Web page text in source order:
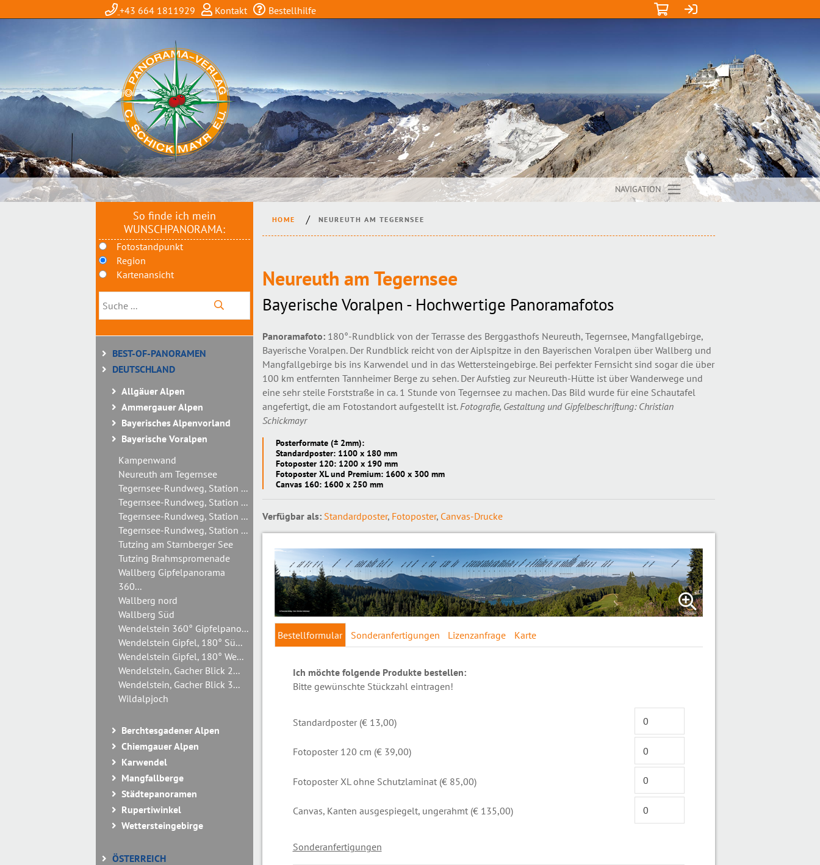
+43 664 1811929 Kontakt Bestellhilfe
NAVIGATION
So finde ich mein
WUNSCHPANORAMA:
Fotostandpunkt
Region
Kartenansicht
BEST-OF-PANORAMEN
DEUTSCHLAND
Allgäuer Alpen
Ammergauer Alpen
Bayerisches Alpenvorland
Bayerische Voralpen
Kampenwand
Neureuth am Tegernsee
Tegernsee-Rundweg, Station ...
Tegernsee-Rundweg, Station ...
Tegernsee-Rundweg, Station ...
Tegernsee-Rundweg, Station ...
Tutzing am Starnberger See
Tutzing Brahmspromenade
Wallberg Gipfelpanorama
360...
Wallberg nord
Wallberg Süd
Wendelstein 360° Gipfelpano...
Wendelstein Gipfel, 180° Sü...
Wendelstein Gipfel, 180° We...
Wendelstein, Gacher Blick 2...
Wendelstein, Gacher Blick 3...
Wildalpjoch
Berchtesgadener Alpen
Chiemgauer Alpen
Karwendel
Mangfallberge
Städtepanoramen
Rupertiwinkel
Wettersteingebirge
ÖSTERREICH
HOME NEUREUTH AM TEGERNSEE
Neureuth am Tegernsee
Bayerische Voralpen - Hochwertige Panoramafotos
Panoramafoto:180°-Rundblick von der Terrasse des Berggasthofs Neureuth, Tegernsee, Mangfallgebirge,
Bayerische Voralpen. Der Rundblick reicht von der Aiplspitze in den Bayerischen Voralpen über Wallberg und
Mangfallgebirge bis ins Karwendel und in das Wettersteingebirge. Bei perfekter Fernsicht sind sogar die über
100 km entfernten Tannheimer Berge zu sehen. Der Aufstieg zur Neureuth-Hütte ist über Wanderwege und
eine sehr steile Forststraße in ca. 1 Stunde von Tegernsee zu machen. Das Bild wurde für eine Schautafel
angefertigt, die am Fotostandort aufgestellt ist.Fotografie, Gestaltung und Gipfelbeschriftung: Christian
Schickmayr
Posterformate (± 2mm):
Standardposter: 1100 x 180 mm
Fotoposter 120: 1200 x 190 mm
Fotoposter XL und Premium: 1600 x 300 mm
Canvas 160: 1600 x 250 mm
Verfügbar als: Standardposter, Fotoposter, Canvas-Drucke
Bestellformular Sonderanfertigungen Lizenzanfrage Karte
Ich möchte folgende Produkte bestellen:
Bitte gewünschte Stückzahl eintragen!
Standardposter (€ 13,00)
Fotoposter 120 cm (€ 39,00)
Fotoposter XL ohne Schutzlaminat (€ 85,00)
Canvas, Kanten ausgespiegelt, ungerahmt (€ 135,00)
Sonderanfertigungen